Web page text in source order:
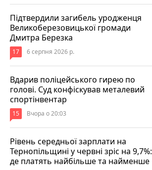
Підтвердили загибель уродженця
Великоберезовицької громади
Дмитра Березка
17 6 серпня 2026 р.
Вдарив поліцейського гирею по
голові. Суд конфіскував металевий
спортінвентар
15 Вчора о 20:03
Рівень середньої зарплати на
Тернопільщині у червні зріс на 9,7%:
де платять найбільше та найменше